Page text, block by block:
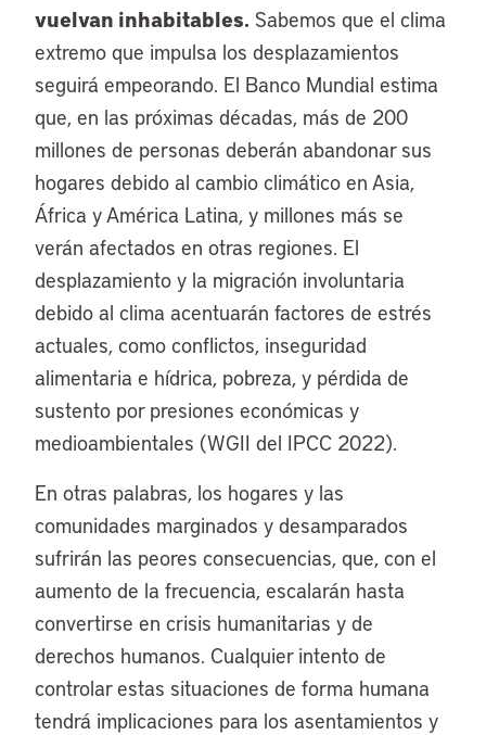
vuelvan inhabitables. Sabemos que el clima
extremo que impulsa los desplazamientos
seguirá empeorando. El Banco Mundial estima
que, en las próximas décadas, más de 200
millones de personas deberán abandonar sus
hogares debido al cambio climático en Asia,
África y América Latina, y millones más se
verán afectados en otras regiones. El
desplazamiento y la migración involuntaria
debido al clima acentuarán factores de estrés
actuales, como conflictos, inseguridad
alimentaria e hídrica, pobreza, y pérdida de
sustento por presiones económicas y
medioambientales (WGII del IPCC 2022).
En otras palabras, los hogares y las
comunidades marginados y desamparados
sufrirán las peores consecuencias, que, con el
aumento de la frecuencia, escalarán hasta
convertirse en crisis humanitarias y de
derechos humanos. Cualquier intento de
controlar estas situaciones de forma humana
tendrá implicaciones para los asentamientos y